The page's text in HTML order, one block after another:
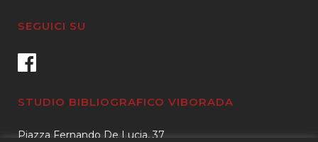
SEGUICI SU
STUDIO BIBLIOGRAFICO VIBORADA
Piazza Fernando De Lucia, 37